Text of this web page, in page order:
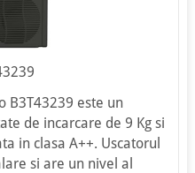
B3T43239 este un
de incarcare de 9 Kg si
in clasa A++. Uscatorul
si are un nivel al